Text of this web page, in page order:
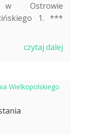
w Ostrowie
1. ***
czytaj dalej